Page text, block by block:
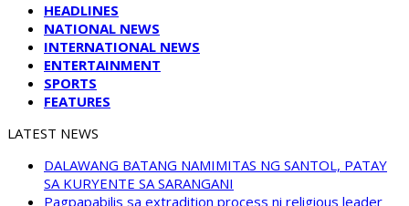
HEADLINES
NATIONAL NEWS
INTERNATIONAL NEWS
ENTERTAINMENT
SPORTS
FEATURES
LATEST NEWS
DALAWANG BATANG NAMIMITAS NG SANTOL, PATAY
SA KURYENTE SA SARANGANI
Pagpapabilis sa extradition process ni religious leader